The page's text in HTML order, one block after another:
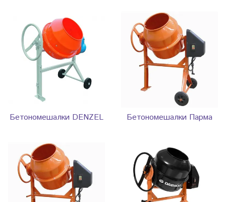
Бетономешалки DENZEL Бетономешалки Парма